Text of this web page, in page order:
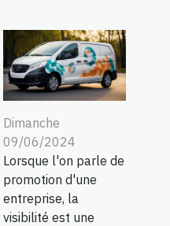
Dimanche
09/06/2024
Lorsque l'on parle de
promotion d'une
entreprise, la
visibilité est une